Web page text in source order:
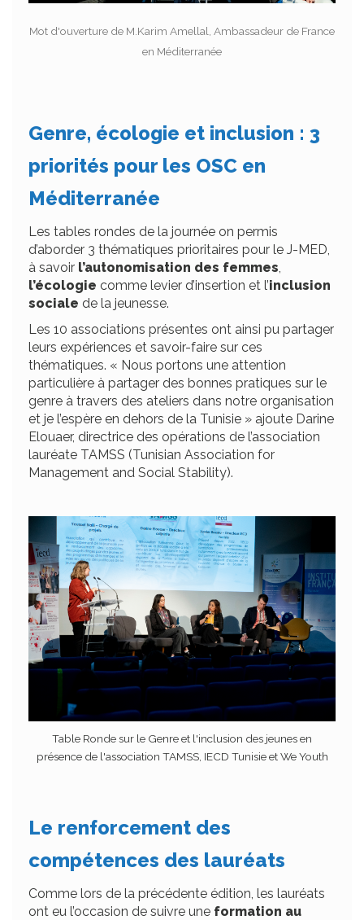
Mot d'ouverture de M.Karim Amellal, Ambassadeur de France
en Méditerranée
Genre, écologie et inclusion : 3
priorités pour les OSC en
Méditerranée
Les tables rondes de la journée on permis
d’aborder 3 thématiques prioritaires pour le J-MED,
à savoir l’autonomisation des femmes
l’écologie comme levier d’insertion et l’inclusion
sociale de la jeunesse.
Les 10 associations présentes ont ainsi pu partager
leurs expériences et savoir-faire sur ces
thématiques. « Nous portons une attention
particulière à partager des bonnes pratiques sur le
genre à travers des ateliers dans notre organisation
et je l’espère en dehors de la Tunisie » ajoute Darine
Elouaer, directrice des opérations de l’association
lauréate TAMSS (Tunisian Association for
Management and Social Stability).
Table Ronde sur le Genre et l'inclusion des jeunes en
présence de l'association TAMSS, IECD Tunisie et We Youth
Le renforcement des
compétences des lauréats
Comme lors de la précédente édition, les lauréats
ont eu l’occasion de suivre une formation au